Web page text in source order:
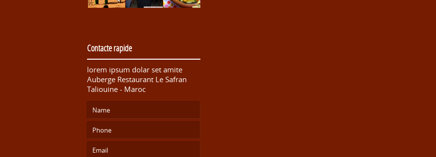
Contacte rapide
lorem ipsum dolar set amite
Auberge Restaurant Le Safran
Taliouine - Maroc